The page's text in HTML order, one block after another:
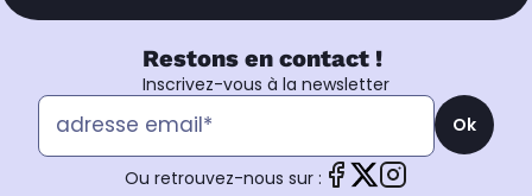
Restons en contact !
Inscrivez-vous à la newsletter
Ok
Ou retrouvez-nous sur :